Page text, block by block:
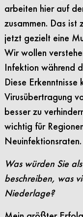
arbeiten hier auf
zusammen. Das ist
jetzt gezielt eine
Wir wollen
Infektion während
Diese
Virusübertragung
besser zu
wichtig für
Neuinfektionsraten.
Was würden Sie
beschreiben, was
Niederlage?